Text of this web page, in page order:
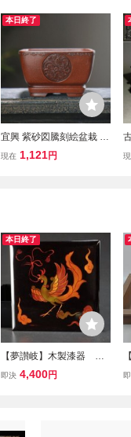
本日終了
宜興 紫砂図騰刻絵盆栽 菖
蒲盆 植木鉢 陶器鉢 盆栽
現在 1,121円
本日終了
【夢讃岐】木製漆器 八
雲塗 菓子器/盆 175×1
即決 4,400円